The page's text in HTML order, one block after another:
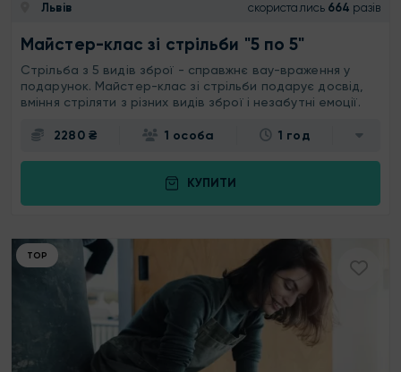
Львів скористались 664 разів
Майстер-клас зі стрільби "5 по 5"
Стрільба з 5 видів зброї - справжнє вау-враження у
подарунок. Майстер-клас зі стрільби подарує досвід,
вміння стріляти з різних видів зброї і незабутні емоції.
2280 ₴ 1 особа 1 год
КУПИТИ
ТОР